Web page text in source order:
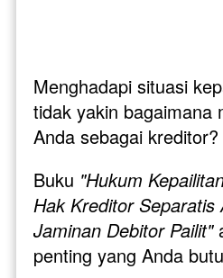
Menghadapi situasi
tidak yakin bagaimana
Anda sebagai kreditor?
Buku "Hukum
Hak Kreditor Separatis
Jaminan Debitor Pailit"
penting yang Anda